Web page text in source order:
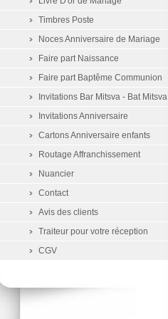
Timbres Poste
Noces Anniversaire de Mariage
Faire part Naissance
Faire part Baptême Communion
Invitations Bar Mitsva - Bat Mitsva
Invitations Anniversaire
Cartons Anniversaire enfants
Routage Affranchissement
Nuancier
Contact
Avis des clients
Traiteur pour votre réception
CGV